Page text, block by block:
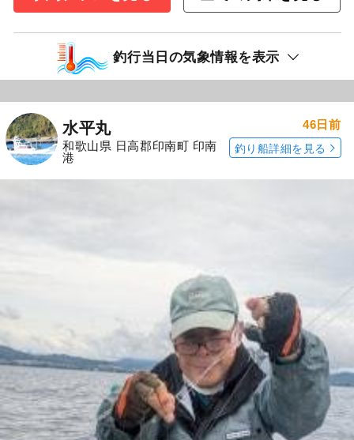
釣行当日の気象情報を表示
水平丸
和歌山県 日高郡印南町 印南
港
46日前
釣り船詳細を見る